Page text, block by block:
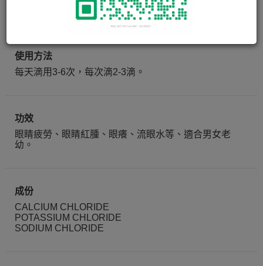
使用方法
每天滴用3-6次，每次滴2-3滴。
功效
眼睛疲勞、眼睛紅腫、眼癢、流眼水等、適合男女老
幼。
成份
CALCIUM CHLORIDE
POTASSIUM CHLORIDE
SODIUM CHLORIDE